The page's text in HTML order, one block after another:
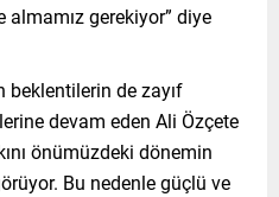
almamız gerekiyor” diye
beklentilerin de zayıf
devam eden Ali Özçete
önümüzdeki dönemin
Bu nedenle güçlü ve